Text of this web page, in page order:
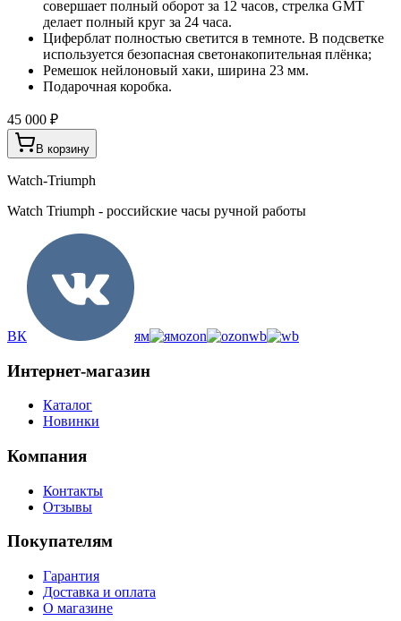
совершает полный оборот за 12 часов, стрелка GMT
делает полный круг за 24 часа.
Циферблат полностью светится в темноте. В подсветке
используется безопасная светонакопительная плёнка;
Ремешок нейлоновый хаки, ширина 23 мм.
Подарочная коробка.
45 000 ₽
В корзину
Watch-Triumph
Watch Triumph - российские часы ручной работы
ВК ям ozon wb
Интернет-магазин
Каталог
Новинки
Компания
Контакты
Отзывы
Покупателям
Гарантия
Доставка и оплата
О магазине